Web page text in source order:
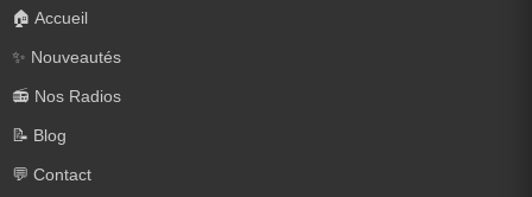
🏠 Accueil
✨ Nouveautés
📻 Nos Radios
📝 Blog
💬 Contact